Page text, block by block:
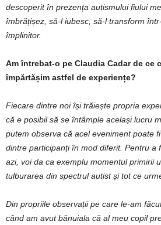
descoperit în prezența autismului fiului
îmbrățișez, să-l iubesc, să-l transform
împlinitor.
Am întrebat-o pe Claudia Cadar de ce
împărtășim astfel de experiențe?
Fiecare dintre noi își trăiește propria
că e posibil să se întâmple același lucru
putem observa că acel eveniment poate
dintre participanți în mod diferit. Pentru a
azi, voi da ca exemplu momentul primirii
tulburarea din spectrul autist și tot ce
Din propriile observații pe care le-am
când am avut bănuiala că al meu copil